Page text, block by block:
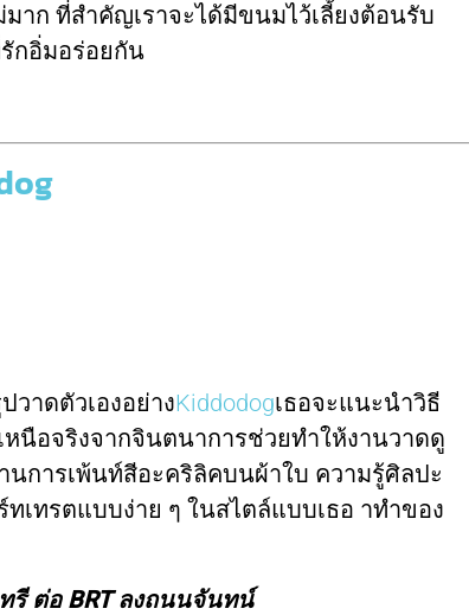
าก ที่สำคัญเราจะได้มีขนมไว้เลี้ยงต้อนรับ
กอิ่มอร่อยกัน
าดตัวเองอย่างKiddodogเธอจะแนะนำวิธี
หนือจริงจากจินตนาการช่วยทำให้งานวาดดู
นการเพ้นท์สีอะคริลิคบนผ้าใบ ความรู้ศิลปะ
เทรตแบบง่าย ๆ ในสไตล์แบบเธอ าทำของ
รี ต่อ BRT ลงถนนจันทน์